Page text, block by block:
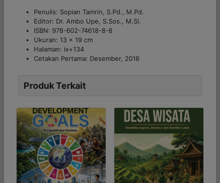
Penulis: Sopian Tamrin, S.Pd., M.Pd.
Editor: Dr. Ambo Upe, S.Sos., M.Si.
ISBN: 978-602-74618-8-8
Ukuran: 13 x 19 cm
Halaman: ix+134
Cetakan Pertama: Desember, 2016
Produk Terkait